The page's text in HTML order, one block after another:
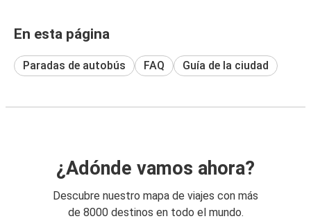
En esta página
Paradas de autobús FAQ Guía de la ciudad
¿Adónde vamos ahora?
Descubre nuestro mapa de viajes con más
de 8000 destinos en todo el mundo.